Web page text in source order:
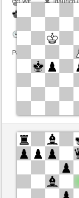
Wit
idaurich
Speelduur: 6
Partij telt mee voor de
Wit
Tom62
Zwart
RezaSd
Speelduur: 5
Partij telt mee voor de